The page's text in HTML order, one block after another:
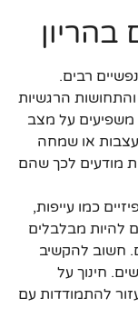
בהריון
רבים.
והתחושות הרגשיות
משפיעים על מצב
עצבות או שמחה
מודעים לכך שהם
כמו עייפות,
להיות מבלבלים
חשוב להקשיב
חינוך על
להתמודדות עם